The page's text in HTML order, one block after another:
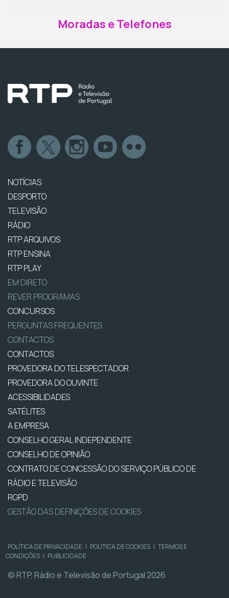
Moradas e Telefones
NOTÍCIAS
DESPORTO
TELEVISÃO
RÁDIO
RTP ARQUIVOS
RTP ENSINA
RTP PLAY
EM DIRETO
REVER PROGRAMAS
CONCURSOS
PERGUNTAS FREQUENTES
CONTACTOS
CONTACTOS
PROVEDORA DO TELESPECTADOR
PROVEDORA DO OUVINTE
ACESSIBILIDADES
SATÉLITES
A EMPRESA
CONSELHO GERAL INDEPENDENTE
CONSELHO DE OPINIÃO
CONTRATO DE CONCESSÃO DO SERVIÇO PÚBLICO DE
RÁDIO E TELEVISÃO
RGPD
GESTÃO DAS DEFINIÇÕES DE COOKIES
POLÍTICA DE PRIVACIDADE | POLÍTICA DE COOKIES | TERMOS E
CONDIÇÕES | PUBLICIDADE
© RTP, Rádio e Televisão de Portugal 2026